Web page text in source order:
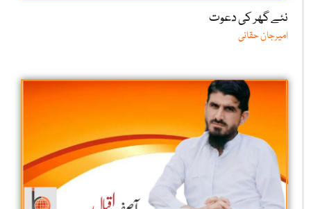
نئے گھر کی دعوت
امیرجان حقانی